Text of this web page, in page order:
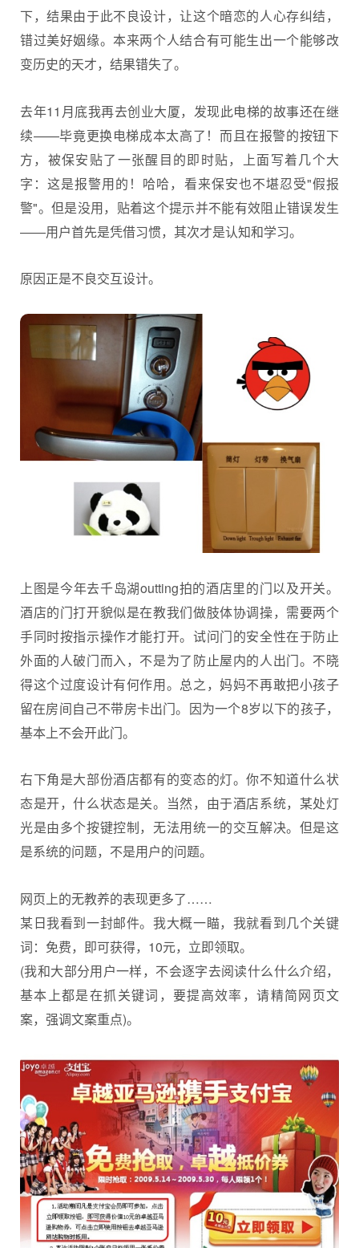
下，结果由于此不良设计，让这个暗恋的人心存纠结，
错过美好姻缘。本来两个人结合有可能生出一个能够改
变历史的天才，结果错失了。
去年11月底我再去创业大厦，发现此电梯的故事还在继
续——毕竟更换电梯成本太高了！而且在报警的按钮下
方，被保安贴了一张醒目的即时贴，上面写着几个大
字：这是报警用的！哈哈，看来保安也不堪忍受"假报
警"。但是没用，贴着这个提示并不能有效阻止错误发生
——用户首先是凭借习惯，其次才是认知和学习。
原因正是不良交互设计。
上图是今年去千岛湖outting拍的酒店里的门以及开关。
酒店的门打开貌似是在教我们做肢体协调操，需要两个
手同时按指示操作才能打开。试问门的安全性在于防止
外面的人破门而入，不是为了防止屋内的人出门。不晓
得这个过度设计有何作用。总之，妈妈不再敢把小孩子
留在房间自己不带房卡出门。因为一个8岁以下的孩子，
基本上不会开此门。
右下角是大部份酒店都有的变态的灯。你不知道什么状
态是开，什么状态是关。当然，由于酒店系统，某处灯
光是由多个按键控制，无法用统一的交互解决。但是这
是系统的问题，不是用户的问题。
网页上的无教养的表现更多了……
某日我看到一封邮件。我大概一瞄，我就看到几个关键
词：免费，即可获得，10元，立即领取。
(我和大部分用户一样，不会逐字去阅读什么什么介绍，
基本上都是在抓关键词，要提高效率，请精简网页文
案，强调文案重点)。